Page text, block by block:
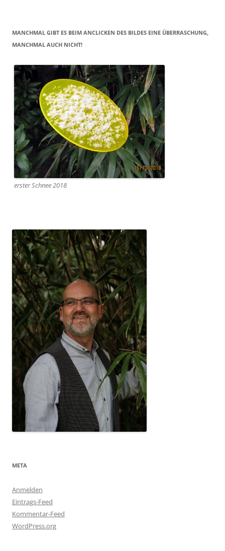
MANCHMAL GIBT ES BEIM ANCLICKEN DES BILDES EINE ÜBERRASCHUNG,
MANCHMAL AUCH NICHT!
erster Schnee 2018
META
Anmelden
Eintrags-Feed
Kommentar-Feed
WordPress.org